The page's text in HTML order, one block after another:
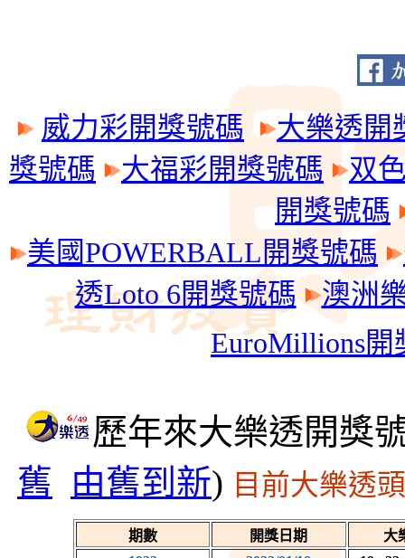
威力彩開獎號碼
大樂透開
獎號碼
大福彩開獎號碼
双
開獎號碼
美國POWERBALL開獎號碼
透Loto 6開獎號碼
澳洲
EuroMillions開
歷年來大樂透開獎
舊
由舊到新) 目前大樂透
期數 開獎日期
大